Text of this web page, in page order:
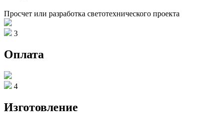
Просчет или разработка светотехнического проекта
3
Оплата
4
Изготовление